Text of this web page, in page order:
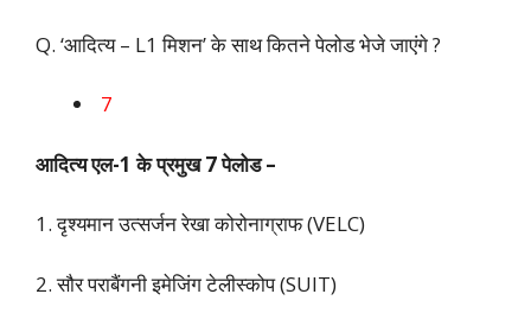
Q. ‘आदित्य – L1 मिशन’ के साथ कितने पेलोड भेजे जाएंगे ?
7
आदित्य एल-1 के प्रमुख 7 पेलोड –
1. दृश्यमान उत्सर्जन रेखा कोरोनाग्राफ (VELC)
2. सौर पराबैंगनी इमेजिंग टेलीस्कोप (SUIT)